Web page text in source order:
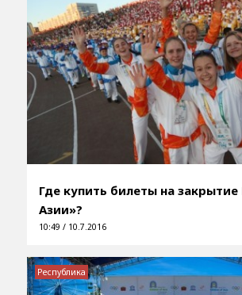
Где купить билеты на
Азии»?
10:49 / 10.7.2016
Республика